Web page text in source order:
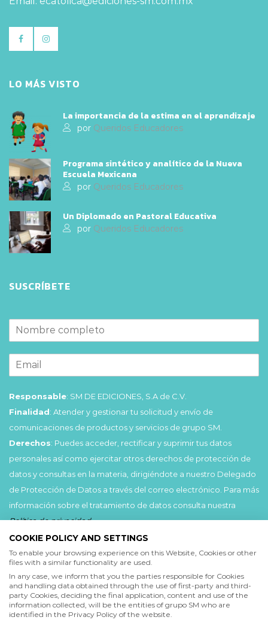
LO MÁS VISTO
La importancia de la estima en el aprendizaje
por Queridos Educadores
Programa sintético y analítico de la Nueva
Escuela Mexicana
por Queridos Educadores
Un Diplomado en Pastoral Educativa
por Queridos Educadores
SUSCRÍBETE
Responsable: SM DE EDICIONES, S.A de C.V.
Finalidad: Atender y gestionar tu solicitud y envío de
comunicaciones de productos y servicios de grupo SM.
Derechos: Puedes acceder, rectificar y suprimir tus datos
personales así como ejercitar otros derechos de protección de
datos y consultas en la materia, dirigiéndote a nuestro Delegado
de Protección de Datos a través del correo electrónico. Para más
información sobre el tratamiento de datos consulta nuestra
Política de privacidad.
He leído y acepto lasCondiciones de uso
Política de privacidad
Acepto
COOKIE POLICY AND SETTINGS
To enable your browsing experience on this Website, Cookies or other
files with a similar functionality are used.
In any case, we inform that you the parties responsible for Cookies
and handling data obtained through the use of first-party and third-
party Cookies, deciding the final application, content and use of the
information collected, will be the entities of grupo SM who are
identified in the Privacy Policy of the website.